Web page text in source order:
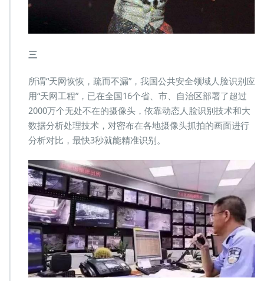
三
所谓“天网恢恢，疏而不漏”，我国公共安全领域人脸识别应
用“天网工程”，已在全国16个省、市、自治区部署了超过
2000万个无处不在的摄像头，依靠动态人脸识别技术和大
数据分析处理技术，对密布在各地摄像头抓拍的画面进行
分析对比，最快3秒就能精准识别。